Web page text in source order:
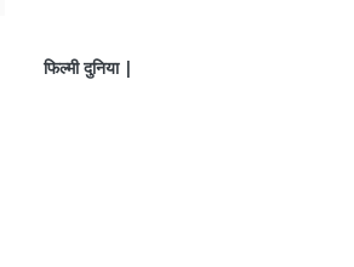
फिल्मी दुनिया |